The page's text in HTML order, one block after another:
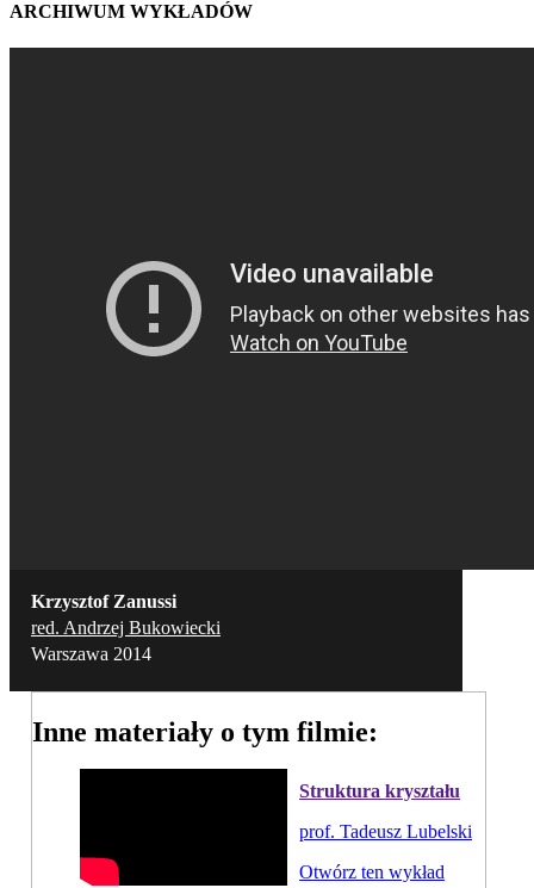
ARCHIWUM WYKŁADÓW
Krzysztof Zanussi
red. Andrzej Bukowiecki
Warszawa 2014
Inne materiały o tym filmie:
Struktura kryształu
prof. Tadeusz Lubelski
Otwórz ten wykład